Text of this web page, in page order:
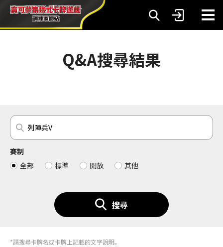
Q&A搜尋結果
賽制
全部
標準 開放 其他
搜尋
*請搜尋卡牌名或卡牌上記載的文字說明。